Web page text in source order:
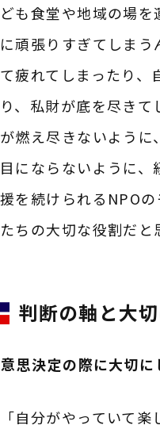
ども食堂や地域の場
に頑張りすぎてしま
て疲れてしまったり、
り、私財が底を尽き
が燃え尽きないよう
目にならないように
援を続けられるNPO
たちの大切な役割だと
判断の軸と大
――意思決定の際に大切
「自分がやっていて